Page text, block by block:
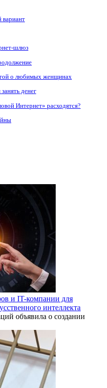
вариант
шлюз
о любимых женщинах
денег
Интернет» расходятся?
и IT-компании для
интеллекта
объявила о создании